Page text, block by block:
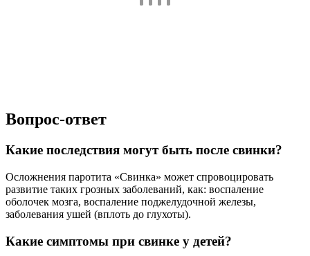
Вопрос-ответ
Какие последствия могут быть после свинки?
Осложнения паротита «Свинка» может спровоцировать
развитие таких грозных заболеваний, как: воспаление
оболочек мозга, воспаление поджелудочной железы,
заболевания ушей (вплоть до глухоты).
Какие симптомы при свинке у детей?